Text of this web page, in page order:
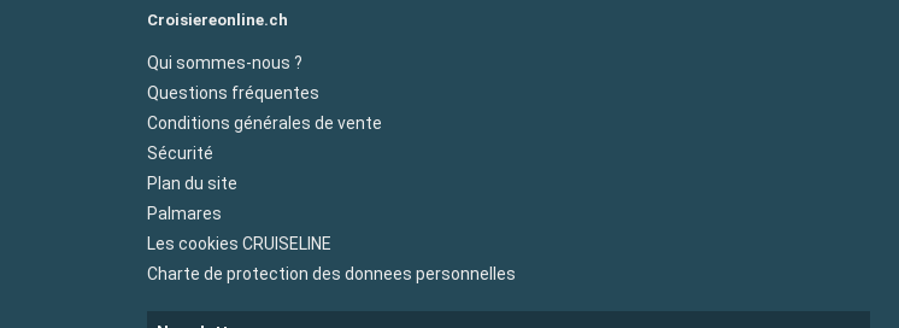
Croisiereonline.ch
Qui sommes-nous ?
Questions fréquentes
Conditions générales de vente
Sécurité
Plan du site
Palmares
Les cookies CRUISELINE
Charte de protection des donnees personnelles